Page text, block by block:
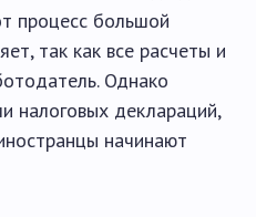
процесс большой
так как все расчеты и
Однако
налоговых деклараций,
начинают